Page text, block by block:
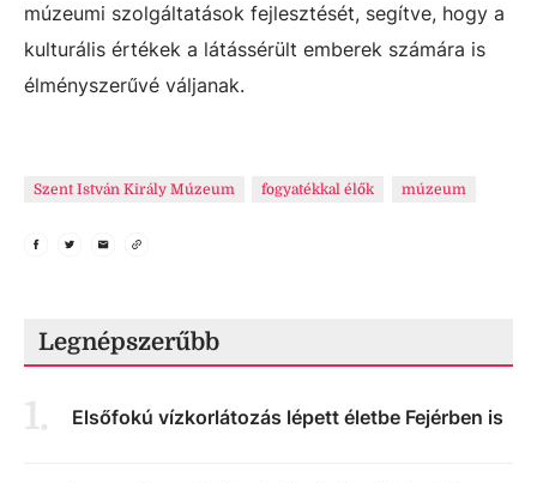
múzeumi szolgáltatások fejlesztését, segítve, hogy a
kulturális értékek a látássérült emberek számára is
élményszerűvé váljanak.
Szent István Király Múzeum fogyatékkal élők múzeum
Legnépszerűbb
1. Elsőfokú vízkorlátozás lépett életbe Fejérben is